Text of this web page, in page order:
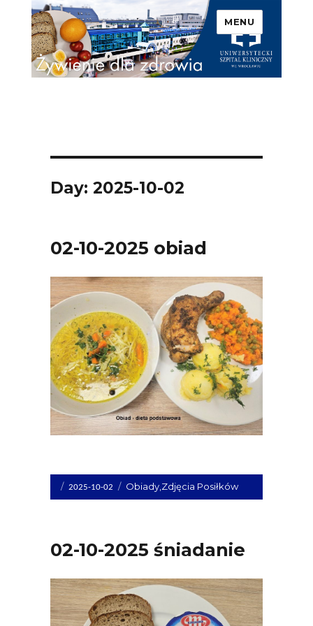
Uniwersytecki Szpital
Kliniczny we Wrocławiu –
Żywienie dla zdrowia
MENU
Day: 2025-10-02
02-10-2025 obiad
Opublikowano
dnia
2025-10-02 Kategorie
Obiady, Zdjęcia Posiłków
02-10-2025 śniadanie